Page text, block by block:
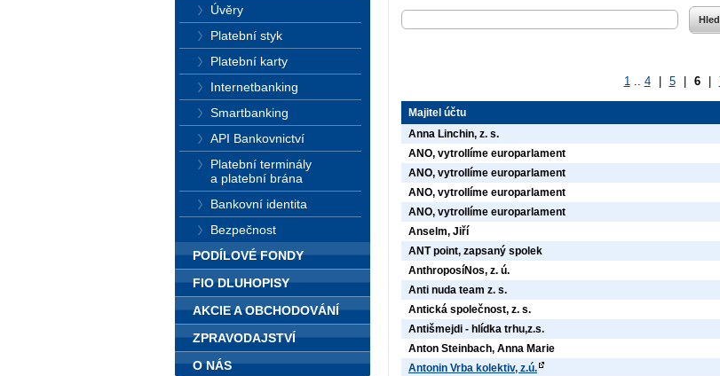
1.. 4 5 6
Majitel účtu
Anna Linchin, z. s.
ANO, vytrollíme europarlament
ANO, vytrollíme europarlament
ANO, vytrollíme europarlament
ANO, vytrollíme europarlament
Anselm, Jiří
ANT point, zapsaný spolek
AnthroposíNos, z. ú.
Anti nuda team z. s.
Antická společnost, z. s.
Antišmejdi - hlídka trhu,z.s.
Anton Steinbach, Anna Marie
Antonin Vrba kolektiv, z.ú.
Úvěry
Platební styk
Platební karty
Internetbanking
Smartbanking
API Bankovnictví
Platební terminály
a platební brána
Bankovní identita
Bezpečnost
PODÍLOVÉ FONDY
FIO DLUHOPISY
AKCIE A OBCHODOVÁNÍ
ZPRAVODAJSTVÍ
O NÁS